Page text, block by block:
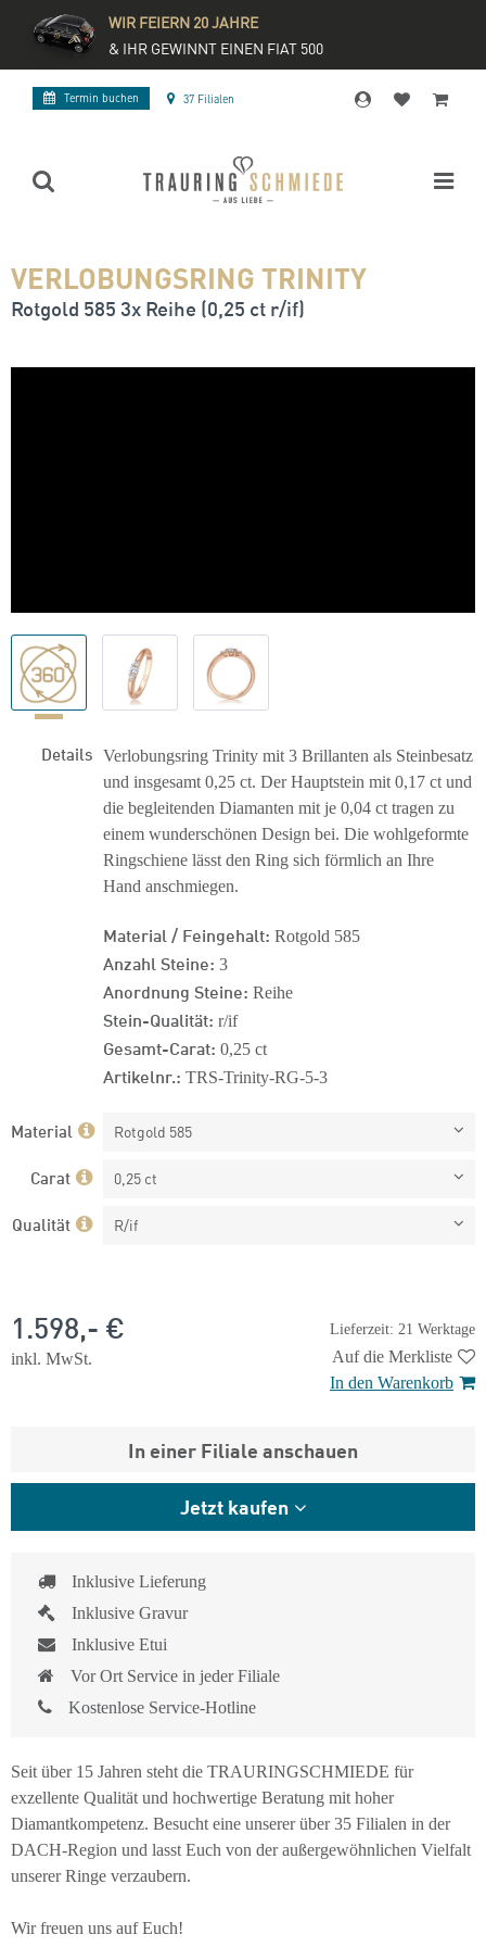
WIR FEIERN 20 JAHRE
& IHR GEWINNT EINEN FIAT 500
Termin buchen 37 Filialen
VERLOBUNGSRING TRINITY
Rotgold 585 3x Reihe (0,25 ct r/if)
Details Verlobungsring Trinity mit 3 Brillanten als Steinbesatz
und insgesamt 0,25 ct. Der Hauptstein mit 0,17 ct und
die begleitenden Diamanten mit je 0,04 ct tragen zu
einem wunderschönen Design bei. Die wohlgeformte
Ringschiene lässt den Ring sich förmlich an Ihre
Hand anschmiegen.
Material / Feingehalt: Rotgold 585
Anzahl Steine: 3
Anordnung Steine: Reihe
Stein-Qualität: r/if
Gesamt-Carat: 0,25 ct
Artikelnr.: TRS-Trinity-RG-5-3
Material Rotgold 585
Carat 0,25 ct
Qualität R/if
Lieferzeit: 21 Werktage
1.598,- €
inkl. MwSt.
Auf die Merkliste
In den Warenkorb
In einer Filiale anschauen
Jetzt kaufen
Inklusive Lieferung
Inklusive Gravur
Inklusive Etui
Vor Ort Service in jeder Filiale
Kostenlose Service-Hotline
Seit über 15 Jahren steht die TRAURINGSCHMIEDE für
exzellente Qualität und hochwertige Beratung mit hoher
Diamantkompetenz. Besucht eine unserer über 35 Filialen in der
DACH-Region und lasst Euch von der außergewöhnlichen Vielfalt
unserer Ringe verzaubern.
Wir freuen uns auf Euch!